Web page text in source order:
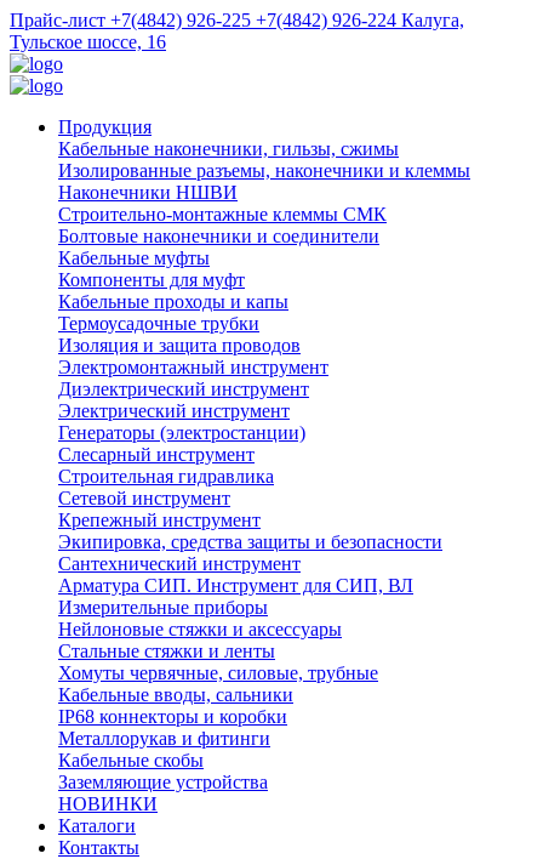
Прайс-лист +7(4842) 926-225 +7(4842) 926-224 Калуга,
Тульское шоссе, 16
Продукция
Кабельные наконечники, гильзы, сжимы
Изолированные разъемы, наконечники и клеммы
Наконечники НШВИ
Строительно-монтажные клеммы СМК
Болтовые наконечники и соединители
Кабельные муфты
Компоненты для муфт
Кабельные проходы и капы
Термоусадочные трубки
Изоляция и защита проводов
Электромонтажный инструмент
Диэлектрический инструмент
Электрический инструмент
Генераторы (электростанции)
Слесарный инструмент
Строительная гидравлика
Сетевой инструмент
Крепежный инструмент
Экипировка, средства защиты и безопасности
Сантехнический инструмент
Арматура СИП. Инструмент для СИП, ВЛ
Измерительные приборы
Нейлоновые стяжки и аксессуары
Стальные стяжки и ленты
Хомуты червячные, силовые, трубные
Кабельные вводы, сальники
IP68 коннекторы и коробки
Металлорукав и фитинги
Кабельные скобы
Заземляющие устройства
НОВИНКИ
Каталоги
Контакты